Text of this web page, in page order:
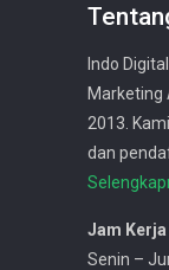
Indo
Marketing
2013.
dan
Jam Kerja
Senin –